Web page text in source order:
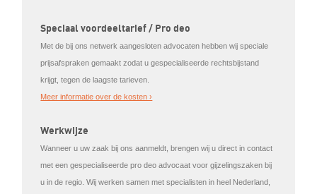
Speciaal voordeeltarief / Pro deo
Met de bij ons netwerk aangesloten advocaten hebben wij speciale
prijsafspraken gemaakt zodat u gespecialiseerde rechtsbijstand
krijgt, tegen de laagste tarieven.
Meer informatie over de kosten ›
Werkwijze
Wanneer u uw zaak bij ons aanmeldt, brengen wij u direct in contact
met een gespecialiseerde pro deo advocaat voor gijzelingszaken bij
u in de regio. Wij werken samen met specialisten in heel Nederland,